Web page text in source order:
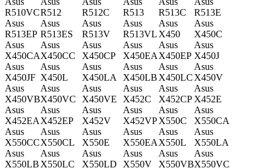
R510VCR512
R512C
R513
R513C
R513E
Asus
R513EP
Asus
R513ES
Asus
R513V
Asus
R513VL
Asus
X450
Asus
X450C
Asus
X450CA
Asus
X450CC
Asus
X450CP
Asus
X450EA
Asus
X450EP
Asus
X450J
Asus
X450JF
Asus
X450L
Asus
X450LA
Asus
X450LB
Asus
X450LC
Asus
X450V
Asus
X450VB
Asus
X450VC
Asus
X450VE
Asus
X452C
Asus
X452CP
Asus
X452E
Asus
X452EA
Asus
X452EP
Asus
X452V
Asus
X452VP
Asus
X550C
Asus
X550CA
Asus
X550CC
Asus
X550CL
Asus
X550E
Asus
X550EA
Asus
X550L
Asus
X550LA
Asus
X550LB
Asus
X550LC
Asus
X550LD
Asus
X550V
Asus
X550VB
Asus
X550VC